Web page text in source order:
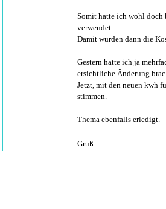
Somit hatte ich wohl doch
verwendet.
Damit wurden dann die
Gestern hatte ich ja
ersichtliche Änderung
Jetzt, mit den neuen kwh
stimmen.
Thema ebenfalls erledigt.
Gruß